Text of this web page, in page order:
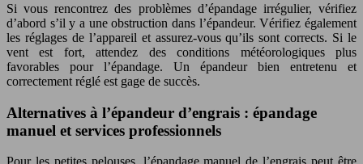
Si vous rencontrez des problèmes d’épandage irrégulier, vérifiez
d’abord s’il y a une obstruction dans l’épandeur. Vérifiez également
les réglages de l’appareil et assurez-vous qu’ils sont corrects. Si le
vent est fort, attendez des conditions météorologiques plus
favorables pour l’épandage. Un épandeur bien entretenu et
correctement réglé est gage de succès.
Alternatives à l’épandeur d’engrais : épandage
manuel et services professionnels